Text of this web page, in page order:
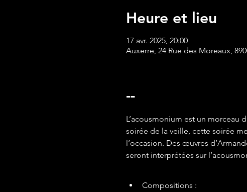
Heure et lieu
17 avr. 2025, 20:00
Auxerre, 24 Rue des Moreaux,
--
L’acousmonium est un morceau
soirée de la veille, cette soirée
l’occasion. Des œuvres
seront interprétées sur
Compositions :